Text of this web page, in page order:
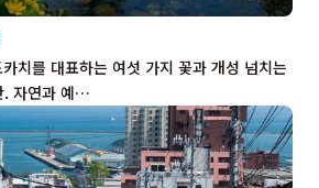
치를 대표하는 여섯 가지 꽃과 개성 넘치는
. 자연과 예…